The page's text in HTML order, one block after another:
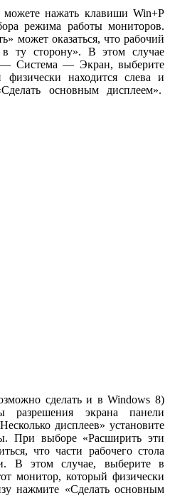
нажать клавиши Win+P
режима работы мониторов.
может оказаться, что рабочий
ту сторону». В этом случае
— Система — Экран, выберите
находится слева и
основным дисплеем».
сделать и в Windows 8)
разрешения экрана панели
дисплеев» установите
При выборе «Расширить эти
что части рабочего стола
В этом случае, выберите в
монитор, который физически
нажмите «Сделать основным